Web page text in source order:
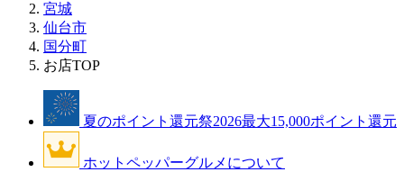
宮城
仙台市
国分町
お店TOP
夏のポイント還元祭2026最大15,000ポイント還元
ホットペッパーグルメについて